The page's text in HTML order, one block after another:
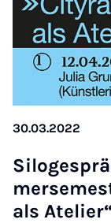
30.03.2022
als